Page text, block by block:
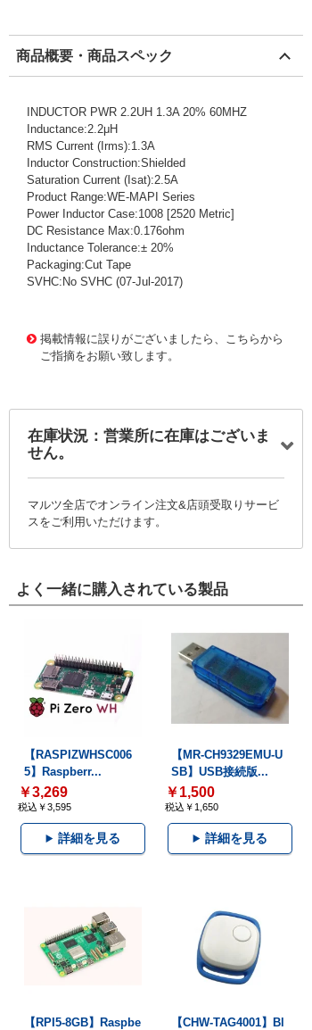
商品概要・商品スペック
INDUCTOR PWR 2.2UH 1.3A 20% 60MHZ
Inductance:2.2μH
RMS Current (Irms):1.3A
Inductor Construction:Shielded
Saturation Current (Isat):2.5A
Product Range:WE-MAPI Series
Power Inductor Case:1008 [2520 Metric]
DC Resistance Max:0.176ohm
Inductance Tolerance:± 20%
Packaging:Cut Tape
SVHC:No SVHC (07-Jul-2017)
掲載情報に誤りがございましたら、こちらから
ご指摘をお願い致します。
在庫状況：営業所に在庫はございま
せん。
マルツ全店でオンライン注文&店頭受取りサービ
スをご利用いただけます。
よく一緒に購入されている製品
【RASPIZWHSC006
5】Raspberr...
￥3,269
税込￥3,595
詳細を見る
【MR-CH9329EMU-U
SB】USB接続版...
￥1,500
税込￥1,650
詳細を見る
【RPI5-8GB】Raspbe
【CHW-TAG4001】Bl